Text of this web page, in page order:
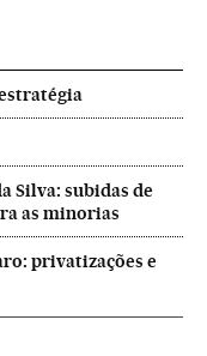
Silva: subidas de
as minorias
privatizações e